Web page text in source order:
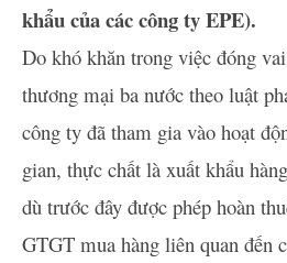
khẩu của các công ty EPE).
Do khó khăn trong việc đóng
thương mại ba nước theo luật
công ty đã tham gia vào hoạt
gian, thực chất là xuất khẩu
dù trước đây được phép hoàn
GTGT mua hàng liên quan đến